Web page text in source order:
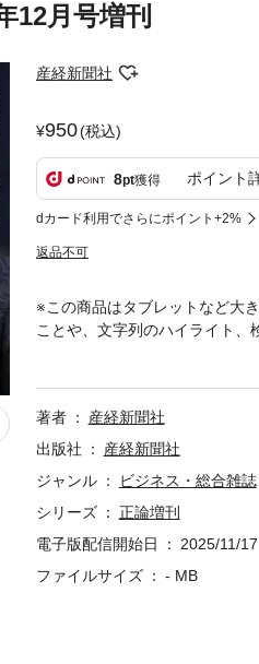
12月号増刊
産経新聞社
950(税込)
8pt獲得 ポイント
dカード利用でさらにポイント+2%
返品不可
※この商品はタブレットなど大
ことや、文字列のハイライト
苗の戦い』（初の女性首相、
全で力強い国にする／高市早
守るために／高市早苗VS櫻井
可能とせよ／高市早苗≪家族・
姓は誰もしあわせにしない／
るべきなのか／高市早苗VS木
■対談 女性たちよ 覚悟と気概
著者
産経新聞社
出版社
産経新聞社
ジャンル
ビジネス・総合雑誌
シリーズ
正論増刊
電子版配信開始日
2025/11/17
ファイルサイズ
- MB